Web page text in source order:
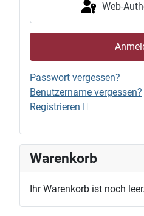
Web-
Passwort vergessen?
Benutzername vergessen?
Registrieren
Warenkorb
Ihr Warenkorb ist noch leer.